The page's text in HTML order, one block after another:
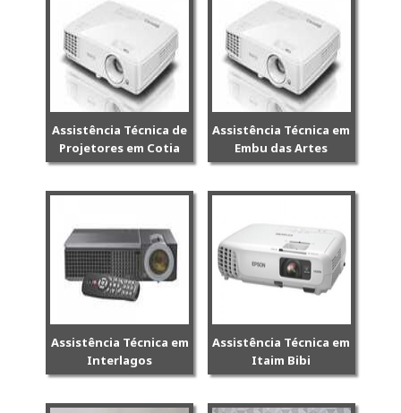
Assistência Técnica de
Projetores em Cotia
Assistência Técnica em
Embu das Artes
Assistência Técnica em
Interlagos
Assistência Técnica em
Itaim Bibi